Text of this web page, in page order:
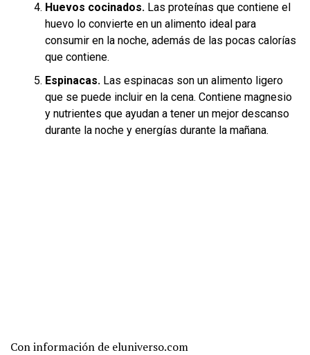
Huevos cocinados. Las proteínas que contiene el
huevo lo convierte en un alimento ideal para
consumir en la noche, además de las pocas calorías
que contiene.
Espinacas. Las espinacas son un alimento ligero
que se puede incluir en la cena. Contiene magnesio
y nutrientes que ayudan a tener un mejor descanso
durante la noche y energías durante la mañana.
Con información de eluniverso.com